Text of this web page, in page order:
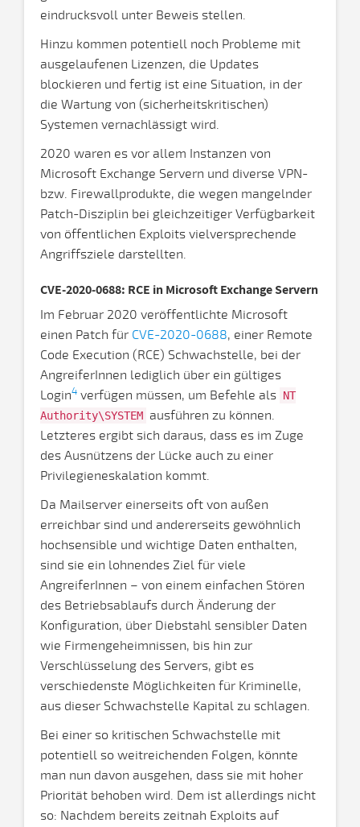
eindrucksvoll unter Beweis stellen.
Hinzu kommen potentiell noch Probleme mit
ausgelaufenen Lizenzen, die Updates
blockieren und fertig ist eine Situation, in der
die Wartung von (sicherheitskritischen)
Systemen vernachlässigt wird.
2020 waren es vor allem Instanzen von
Microsoft Exchange Servern und diverse VPN-
bzw. Firewallprodukte, die wegen mangelnder
Patch-Disziplin bei gleichzeitiger Verfügbarkeit
von öffentlichen Exploits vielversprechende
Angriffsziele darstellten.
CVE-2020-0688: RCE in Microsoft Exchange Servern
Im Februar 2020 veröffentlichte Microsoft
einen Patch für CVE-2020-0688, einer Remote
Code Execution (RCE) Schwachstelle, bei der
AngreiferInnen lediglich über ein gültiges
Login4 verfügen müssen, um Befehle als NT
Authority\SYSTEM ausführen zu können.
Letzteres ergibt sich daraus, dass es im Zuge
des Ausnützens der Lücke auch zu einer
Privilegieneskalation kommt.
Da Mailserver einerseits oft von außen
erreichbar sind und andererseits gewöhnlich
hochsensible und wichtige Daten enthalten,
sind sie ein lohnendes Ziel für viele
AngreiferInnen – von einem einfachen Stören
des Betriebsablaufs durch Änderung der
Konfiguration, über Diebstahl sensibler Daten
wie Firmengeheimnissen, bis hin zur
Verschlüsselung des Servers, gibt es
verschiedenste Möglichkeiten für Kriminelle,
aus dieser Schwachstelle Kapital zu schlagen.
Bei einer so kritischen Schwachstelle mit
potentiell so weitreichenden Folgen, könnte
man nun davon ausgehen, dass sie mit hoher
Priorität behoben wird. Dem ist allerdings nicht
so: Nachdem bereits zeitnah Exploits auf